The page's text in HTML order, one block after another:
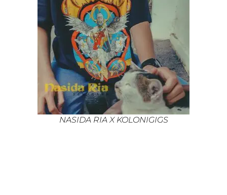
NASIDA RIA X KOLONIGIGS